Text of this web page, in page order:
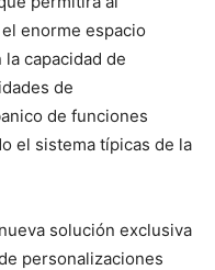
enorme espacio
capacidad de
de
de funciones
el sistema típicas de la
solución exclusiva
personalizaciones